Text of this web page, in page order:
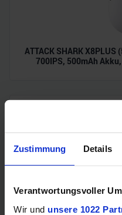
Zustimmung Details
Verantwortungsvoller
Wir und unsere 1022
ATTACK SHARK X8PLUS
700IPS, 500mAh